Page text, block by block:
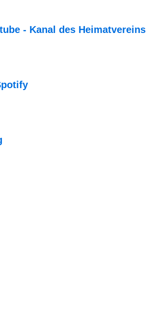
- Kanal des Heimatvereins